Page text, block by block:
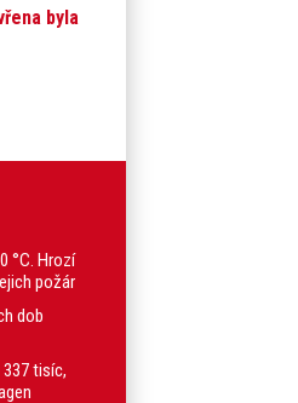
byla
°C. Hrozí
požár
dob
tisíc,